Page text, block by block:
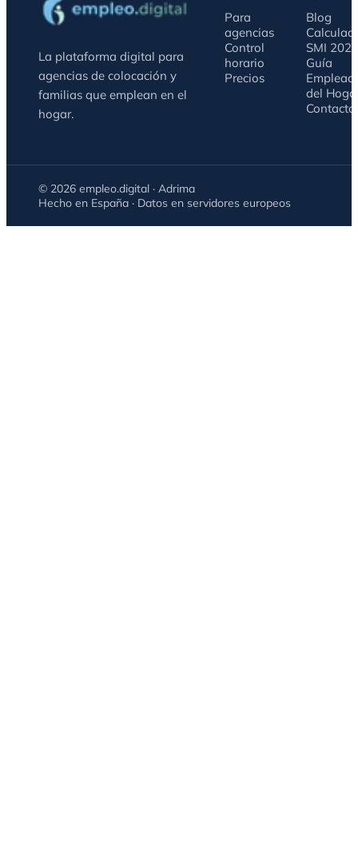
La plataforma digital para
agencias de colocación y
familias que emplean en el
hogar.
Para
agencias
Control
horario
Precios
Blog
SMI 2026
Guía
del
Contacto
© 2026 empleo.digital · Adrima
Hecho en España · Datos en servidores europeos